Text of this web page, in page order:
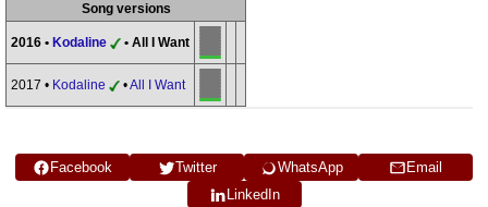
Song versions
2016 • Kodaline • All I Want
2017 • Kodaline •All I Want
Facebook Twitter WhatsApp
Email
LinkedIn